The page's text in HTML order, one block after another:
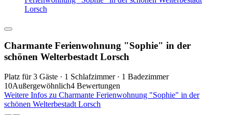
Lorsch
Charmante Ferienwohnung "Sophie" in der
schönen Welterbestadt Lorsch
Platz für 3 Gäste · 1 Schlafzimmer · 1 Badezimmer
10Außergewöhnlich4 Bewertungen
Weitere Infos zu Charmante Ferienwohnung "Sophie" in der
schönen Welterbestadt Lorsch